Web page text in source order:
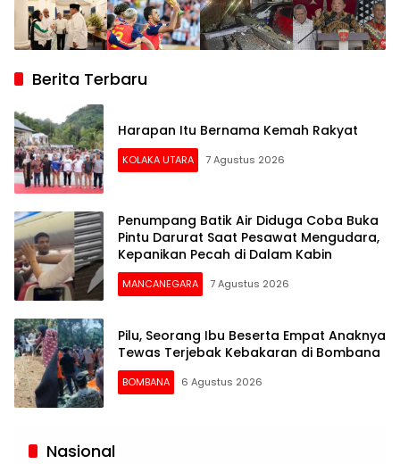
Berita Terbaru
Harapan Itu Bernama Kemah Rakyat
KOLAKA UTARA 7 Agustus 2026
Penumpang Batik Air Diduga Coba Buka
Pintu Darurat Saat Pesawat Mengudara,
Kepanikan Pecah di Dalam Kabin
MANCANEGARA 7 Agustus 2026
Pilu, Seorang Ibu Beserta Empat Anaknya
Tewas Terjebak Kebakaran di Bombana
BOMBANA 6 Agustus 2026
Siaran
Nasional